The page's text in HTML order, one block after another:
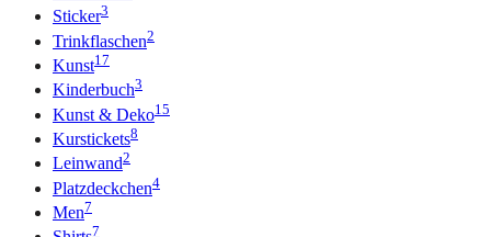
Sticker3
Trinkflaschen2
Kunst17
Kinderbuch3
Kunst & Deko15
Kurstickets8
Leinwand2
Platzdeckchen4
Men7
7